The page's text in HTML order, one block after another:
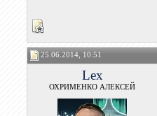
25.06.2014, 10:51
Lex
ОХРИМЕНКО АЛЕКСЕЙ